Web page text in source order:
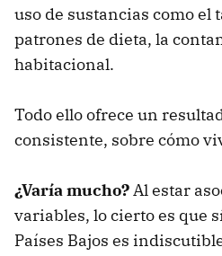
uso de sustancias como el
patrones de dieta, la
habitacional.
Todo ello ofrece un
consistente, sobre cómo
¿Varía mucho?Al estar
variables, lo cierto es que
Países Bajos es